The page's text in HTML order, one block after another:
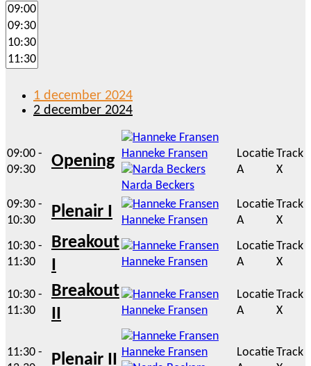
1 december 2024
2 december 2024
09:00 -
09:30
Opening Hanneke Fransen
Narda Beckers
Locatie
A
Track
X
09:30 -
10:30
Plenair I Hanneke Fransen
Locatie
A
Track
X
10:30 -
11:30
Breakout
I
Hanneke Fransen
Locatie
A
Track
X
10:30 -
11:30
Breakout
II
Hanneke Fransen
Locatie
A
Track
X
11:30 -
Plenair II Hanneke Fransen
LocatieTrack